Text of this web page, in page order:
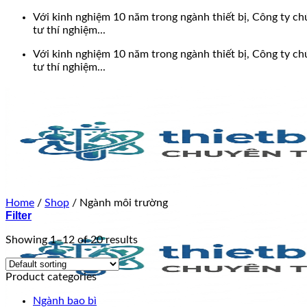
dung
Với kinh nghiệm 10 năm trong ngành thiết bị, Công ty
tư thí nghiệm...
Với kinh nghiệm 10 năm trong ngành thiết bị, Công ty
tư thí nghiệm...
Home / Shop / Ngành môi trường
Filter
Showing 1–12 of 20 results
Product categories
Ngành bao bì